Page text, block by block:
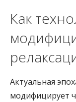
Как
Актуальная
модифицирует